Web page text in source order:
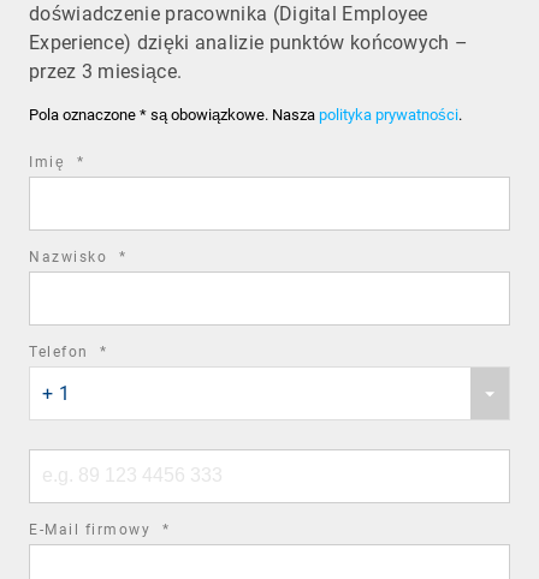
doświadczenie pracownika (Digital Employee
Experience) dzięki analizie punktów końcowych –
przez 3 miesiące.
Pola oznaczone * są obowiązkowe. Nasza polityka prywatności.
Imię *
Nazwisko *
Telefon *
country
code
+ 1
number
E-Mail firmowy *